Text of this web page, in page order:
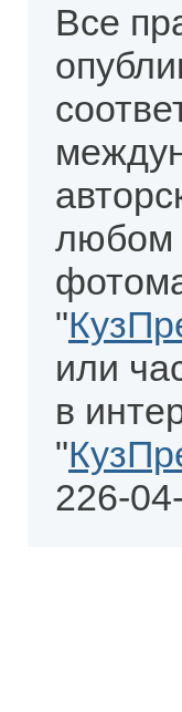
Все
любом
"
или
в
"
226-